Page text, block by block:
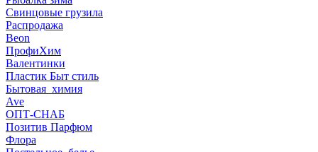
Свинцовые грузила
Распродажа
Beon
ПрофиХим
Валентинки
Пластик Быт стиль
Бытовая_химия
Ave
ОПТ-СНАБ
Позитив Парфюм
Флора